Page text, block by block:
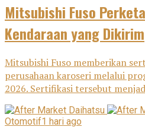
Mitsubishi Fuso
Kendaraan yang Dikirim
Mitsubishi Fuso memberikan
perusahaan karoseri melalui
2026. Sertifikasi tersebut
Otomotif1 hari ago